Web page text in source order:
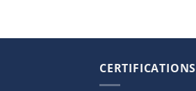
CERTIFICATIONS